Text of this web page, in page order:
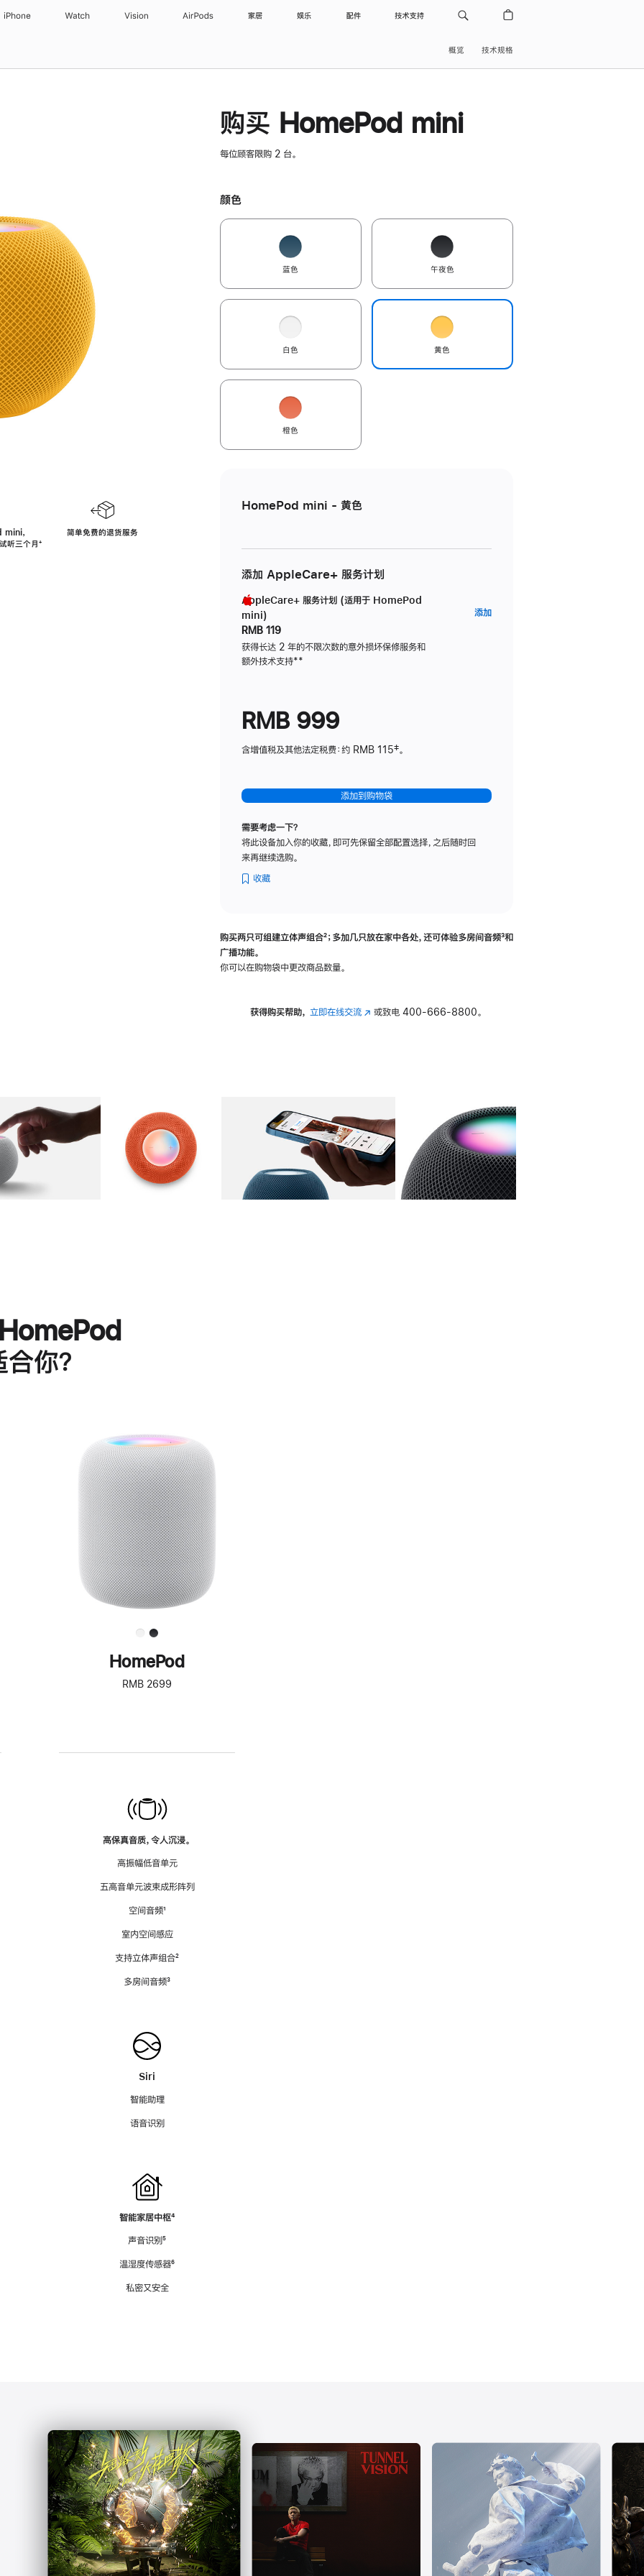
iPhone Watch Vision AirPods 家居 娱乐 配件 技术支持
概览 技术规格
，
听三个月脚
⁺
简单免费的退货服务
购买 HomePod mini
每位顾客限购 2 台。
颜色
蓝色 午夜色
白色 黄色
橙色
HomePod mini - 黄色
添加 AppleCare+ 服务计划
AppleCare+ 服务计划 (适用于 HomePod
mini)
RMB 119
获得长达 2 年的不限次数的意外损坏保修服务和
额外技术支持脚
**
添加AppleCare+
RMB 999
含增值税及其他法定税费：约 RMB 115‡。
添加到购物袋
需要考虑一下？
将此设备加入你的收藏，即可先保留全部配置选择，之后随时回
来再继续选购。
收藏
购买两只可组建立体声组合脚
²；多加几只放在家中各处，还可体验多‍房‍间音频脚
³和
广播功能。
你可以在购物袋中更改商品数量。
获得购买帮助， 立即在线交流(在 或致电 400-666-8800。
图库 图像 图库 图像 图库 图像 4 图库 图像 5
你？
进
一
步
了
解
HomePod<
HomePod
RMB 2699
高保真音质，令人沉浸。
高振幅低音单元
五高音单元波束成形阵列
空间音频脚
¹
室内空间感应
支持立体声组合脚
²
多房间音频脚
³
Siri
智能助理
语音识别
智能家居中枢脚
⁴
声音识别脚
⁵
温湿度传感器脚
⁶
私密又安全